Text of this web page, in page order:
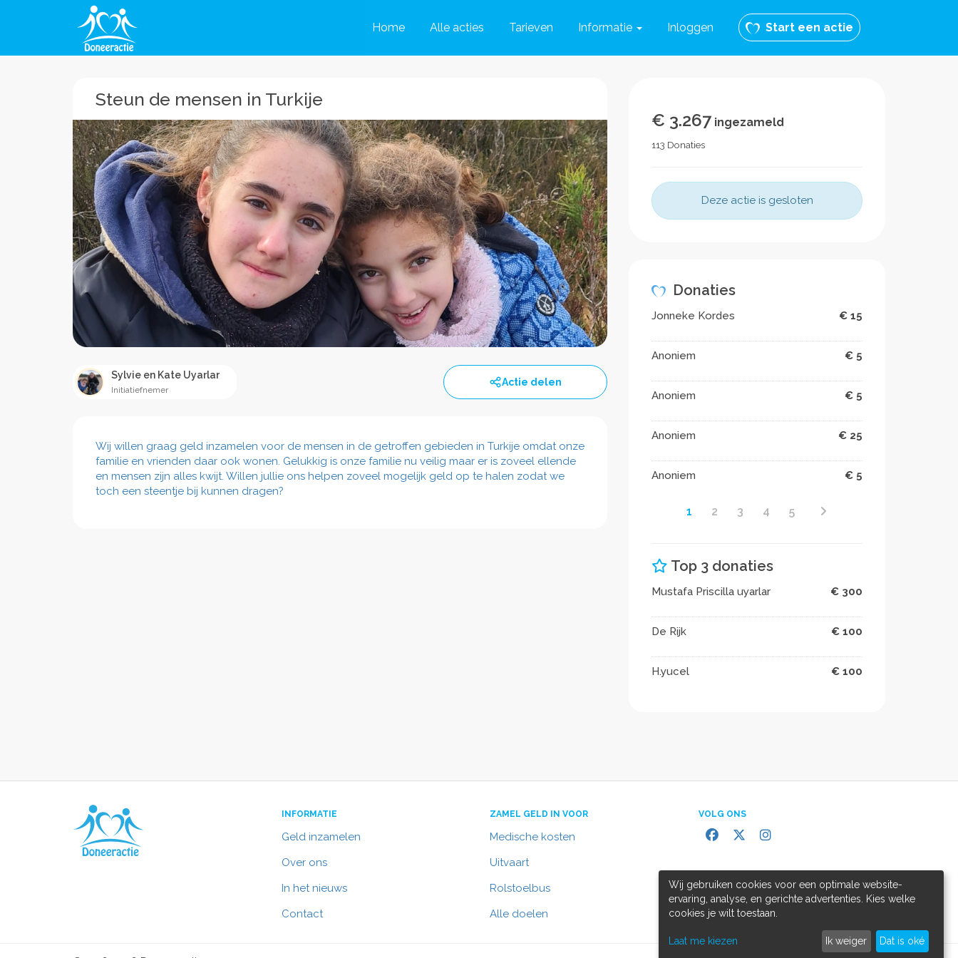
Home Alle acties Tarieven Informatie Inloggen Start een actie
Steun de mensen in Turkije
Sylvie en Kate Uyarlar
Initiatiefnemer
Actie delen
Wij willen graag geld inzamelen voor de mensen in de getroffen gebieden in Turkije omdat onze
familie en vrienden daar ook wonen. Gelukkig is onze familie nu veilig maar er is zoveel ellende
en mensen zijn alles kwijt. Willen jullie ons helpen zoveel mogelijk geld op te halen zodat we
toch een steentje bij kunnen dragen?
€ 3.267 ingezameld
113 Donaties
Deze actie is gesloten
Donaties
Jonneke Kordes € 15
Anoniem € 5
Anoniem € 5
Anoniem € 25
Anoniem € 5
1 2 3 4 5
Top 3 donaties
Mustafa Priscilla uyarlar € 300
De Rijk € 100
H.yucel € 100
INFORMATIE
Geld inzamelen
Over ons
In het nieuws
Contact
ZAMEL GELD IN VOOR
Medische kosten
Uitvaart
Rolstoelbus
Alle doelen
VOLG ONS
Wij gebruiken cookies voor een optimale website-
ervaring, analyse, en gerichte advertenties. Kies welke
cookies je wilt toestaan.
Laat me kiezen Ik weiger Dat is oké